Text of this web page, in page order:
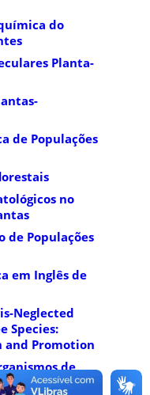
do
Planta-
de Populações
no
de Populações
em Inglês de
Neglected
Species:
Promotion
de